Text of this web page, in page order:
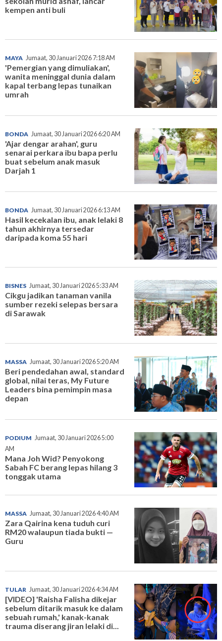
kempen anti buli
MAYA Jumaat, 30 Januari 2026 7:18 AM
'Pemergian yang dimuliakan',
wanita meninggal dunia dalam
kapal terbang lepas tunaikan
umrah
BONDA Jumaat, 30 Januari 2026 6:20 AM
'Ajar dengar arahan', guru
senarai perkara ibu bapa perlu
buat sebelum anak masuk
Darjah 1
BONDA Jumaat, 30 Januari 2026 6:13 AM
Hasil kecekalan ibu, anak lelaki 8
tahun akhirnya tersedar
daripada koma 55 hari
BISNES Jumaat, 30 Januari 2026 5:33 AM
Cikgu jadikan tanaman vanila
sumber rezeki selepas bersara
di Sarawak
MASSA Jumaat, 30 Januari 2026 5:20 AM
Beri pendedahan awal, standard
global, nilai teras, My Future
Leaders bina pemimpin masa
depan
PODIUM Jumaat, 30 Januari 2026 5:00
AM
Mana Joh Wid? Penyokong
Sabah FC berang lepas hilang 3
tonggak utama
MASSA Jumaat, 30 Januari 2026 4:40 AM
Zara Qairina kena tuduh curi
RM20 walaupun tiada bukti —
Guru
TULAR Jumaat, 30 Januari 2026 4:34 AM
[VIDEO] 'Raisha Falisha dikejar
sebelum ditarik masuk ke dalam
sebuah rumah,' kanak-kanak
trauma diserang jiran lelaki di...